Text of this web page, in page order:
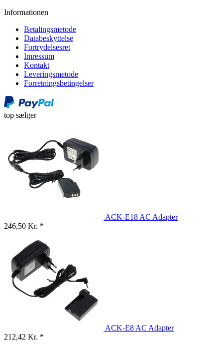
Informationen
Betalingsmetode
Databeskyttelse
Fortrydelsesret
Imressum
Kontakt
Leveringsmetode
Forretningsbetingelser
top sælger
ACK-E18 AC Adapter
246,50 Kr. *
ACK-E8 AC Adapter
212,42 Kr. *